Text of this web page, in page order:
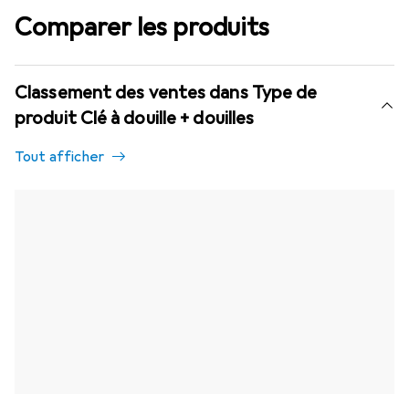
Comparer les produits
Classement des ventes dans Type de
produit Clé à douille + douilles
Tout afficher